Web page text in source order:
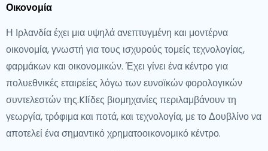
Οικονομία
Η Ιρλανδία έχει μια υψηλά ανεπτυγμένη και μοντέρνα
οικονομία, γνωστή για τους ισχυρούς τομείς τεχνολογίας,
φαρμάκων και οικονομικών. Έχει γίνει ένα κέντρο για
πολυεθνικές εταιρείες λόγω των ευνοϊκών φορολογικών
συντελεστών της.Klíδες βιομηχανίες περιλαμβάνουν τη
γεωργία, τρόφιμα και ποτά, και τεχνολογία, με το Δουβλίνο να
αποτελεί ένα σημαντικό χρηματοοικονομικό κέντρο.